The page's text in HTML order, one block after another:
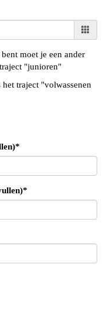
moet je een ander
"junioren"
traject "volwassenen